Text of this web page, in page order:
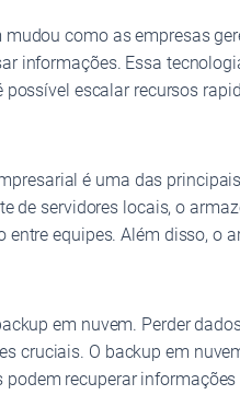
como as empresas
informações. Essa
possível escalar recursos
é uma das
de servidores locais, o
equipes. Além disso, o
em nuvem. Perder
cruciais. O backup em
podem recuperar